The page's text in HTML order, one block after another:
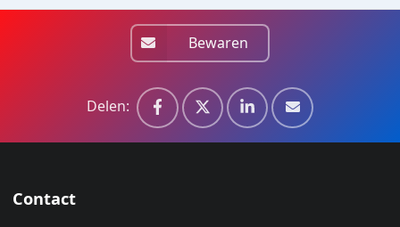
Bewaren
Delen:
Contact